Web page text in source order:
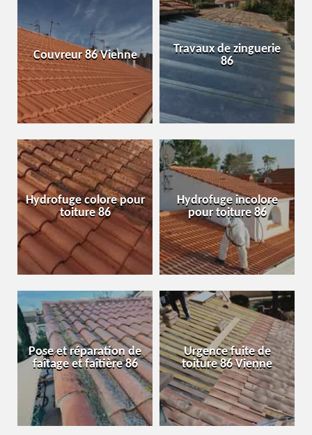
Couvreur 86 Vienne
Travaux de zinguerie
86
Hydrofuge colore pour
toiture 86
Hydrofuge incolore
pour toiture 86
Pose et réparation de
faîtage et faîtière 86
Urgence fuite de
toiture 86 Vienne